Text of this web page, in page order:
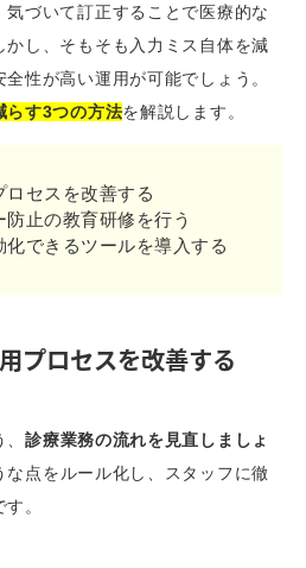
づいて訂正することで医療的な
かし、そもそも入力ミス自体を減
性が高い運用が可能でしょう。
らす3つの方法を解説します。
セスを改善する
防止の教育研修を行う
化できるツールを導入する
プロセスを改善する
、診療業務の流れを見直しましょ
な点をルール化し、スタッフに徹
。